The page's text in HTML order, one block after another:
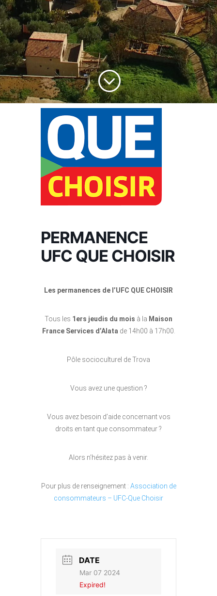
;
PERMANENCE
UFC QUE CHOISIR
Les permanences de l’UFC QUE CHOISIR
Tous les 1ers jeudis du mois à la Maison
France Services d’Alata de 14h00 à 17h00.
Pôle socioculturel de Trova
Vous avez une question ?
Vous avez besoin d’aide concernant vos
droits en tant que consommateur ?
Alors n’hésitez pas à venir.
Pour plus de renseignement : Association de
consommateurs – UFC-Que Choisir
DATE
Mar 07 2024
Expired!